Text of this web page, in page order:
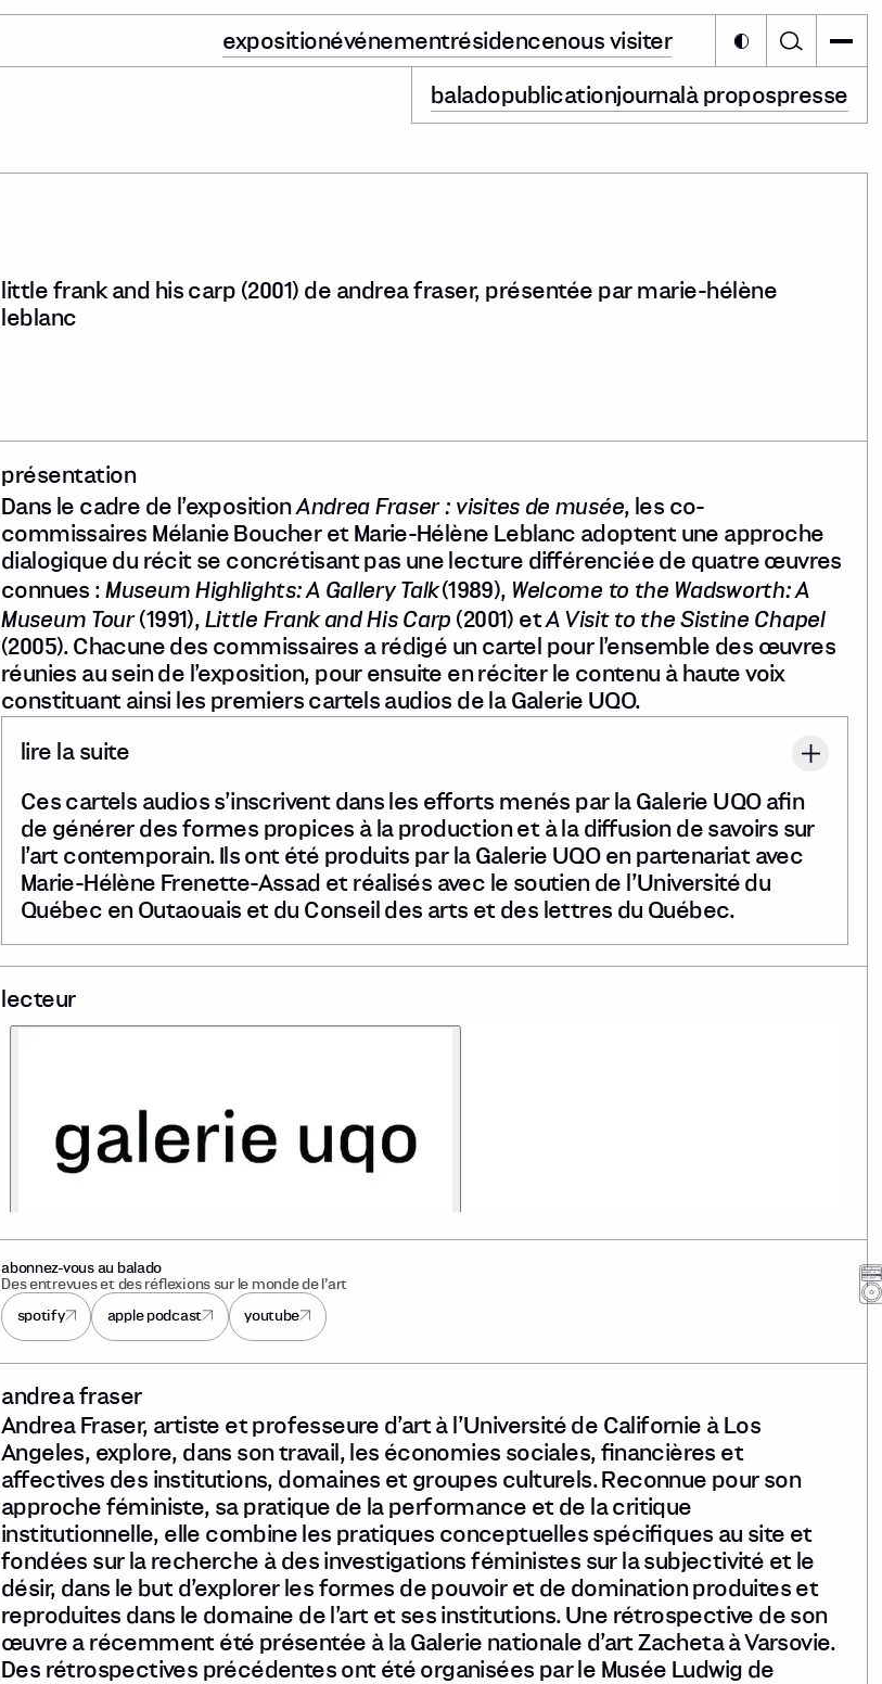
expositionévénementrésidencenous visiter
baladopublicationjournal à propospresse
little frank and his carp (2001) de andrea fraser, présentée par marie-hélène
leblanc
présentation
Dans le cadre de l’expositionAndrea Fraser : visites de musée, les co-
commissaires Mélanie Boucher et Marie-Hélène Leblanc adoptent une approche
dialogique du récit se concrétisant pas une lecture différenciée de quatre œuvres
connues :Museum Highlights: A Gallery Talk(1989), Welcome to the Wadsworth: A
Museum Tour (1991), Little Frank and His Carp (2001) etA Visit to the Sistine Chapel
(2005). Chacune des commissaires a rédigé un cartel pour l’ensemble des œuvres
réunies au sein de l’exposition, pour ensuite en réciter le contenu à haute voix
constituant ainsi les premiers cartels audios de la Galerie UQO.
lire la suite
Ces cartels audios s’inscrivent dans les efforts menés par la Galerie UQO afin
de générer des formes propices à la production et à la diffusion de savoirs sur
l’art contemporain. Ils ont été produits par la Galerie UQO en partenariat avec
Marie-Hélène Frenette-Assad et réalisés avec le soutien de l’Université du
Québec en Outaouais et du Conseil des arts et des lettres du Québec.
lecteur
abonnez-vous au balado
Des entrevues et des réflexions sur le monde de l’art
spotify apple podcast youtube
andrea fraser
Andrea Fraser, artiste et professeure d’art à l’Université de Californie à Los
Angeles, explore, dans son travail, les économies sociales, financières et
affectives des institutions, domaines et groupes culturels. Reconnue pour son
approche féministe, sa pratique de la performance et de la critique
institutionnelle, elle combine les pratiques conceptuelles spécifiques au site et
fondées sur la recherche à des investigations féministes sur la subjectivité et le
désir, dans le but d’explorer les formes de pouvoir et de domination produites et
reproduites dans le domaine de l’art et ses institutions. Une rétrospective de son
œuvre a récemment été présentée à la Galerie nationale d’art Zacheta à Varsovie.
Des rétrospectives précédentes ont été organisées par le Musée Ludwig de